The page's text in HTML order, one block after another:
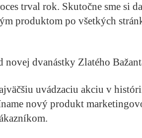
trval rok. Skutočne sme si
produktom po všetkých
novej dvanástky Zlatého
uvádzaciu akciu v
nový produkt